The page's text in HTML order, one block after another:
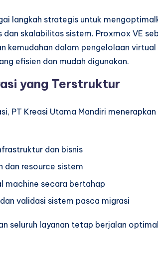
langkah strategis untuk
skalabilitas sistem. Proxmox VE
kemudahan dalam pengelolaan
efisien dan mudah digunakan.
yang Terstruktur
PT Kreasi Utama Mandiri
dan bisnis
dan resource sistem
machine secara bertahap
validasi sistem pasca migrasi
seluruh layanan tetap berjalan